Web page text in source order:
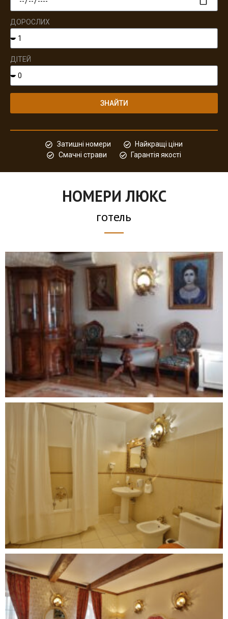
ДОРОСЛИХ
ДІТЕЙ
ЗНАЙТИ
Затишні номери
Найкращі ціни
Смачні страви
Гарантія якості
НОМЕРИ ЛЮКС
готель